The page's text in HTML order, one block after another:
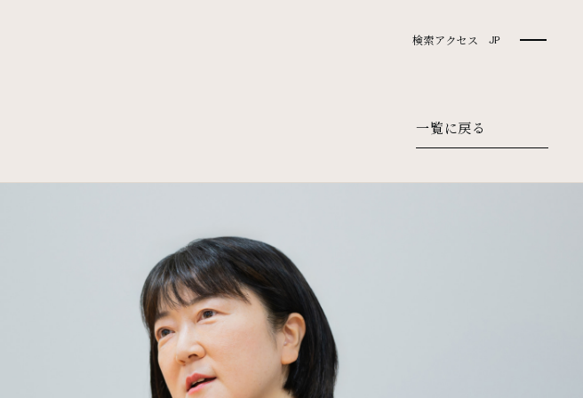
検索アクセス JP
一覧に戻る